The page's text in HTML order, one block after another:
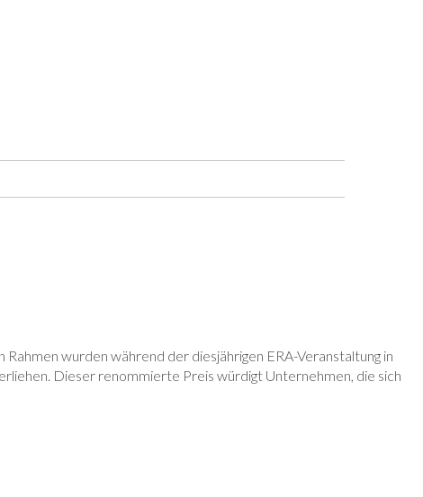
wurden während der diesjährigen ERA-Veranstaltung in
Dieser renommierte Preis würdigt Unternehmen, die sich